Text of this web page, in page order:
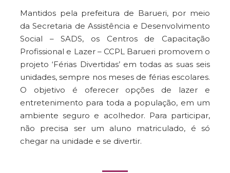
Mantidos pela prefeitura de Barueri, por meio
da Secretaria de Assistência e Desenvolvimento
Social – SADS, os Centros de Capacitação
Profissional e Lazer – CCPL Barueri promovem o
projeto ‘Férias Divertidas’ em todas as suas seis
unidades, sempre nos meses de férias escolares.
O objetivo é oferecer opções de lazer e
entretenimento para toda a população, em um
ambiente seguro e acolhedor. Para participar,
não precisa ser um aluno matriculado, é só
chegar na unidade e se divertir.